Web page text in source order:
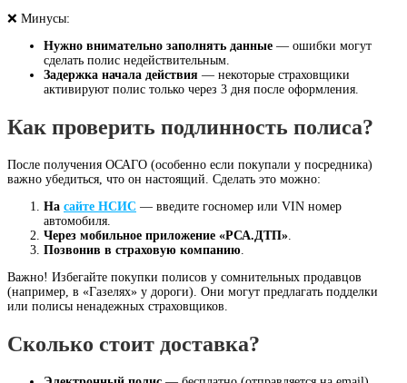
❌ Минусы:
Нужно внимательно заполнять данные — ошибки могут
сделать полис недействительным.
Задержка начала действия — некоторые страховщики
активируют полис только через 3 дня после оформления.
Как проверить подлинность полиса?
После получения ОСАГО (особенно если покупали у посредника)
важно убедиться, что он настоящий. Сделать это можно:
На сайте НСИС — введите госномер или VIN номер
автомобиля.
Через мобильное приложение «РСА.ДТП».
Позвонив в страховую компанию.
Важно! Избегайте покупки полисов у сомнительных продавцов
(например, в «Газелях» у дороги). Они могут предлагать подделки
или полисы ненадежных страховщиков.
Сколько стоит доставка?